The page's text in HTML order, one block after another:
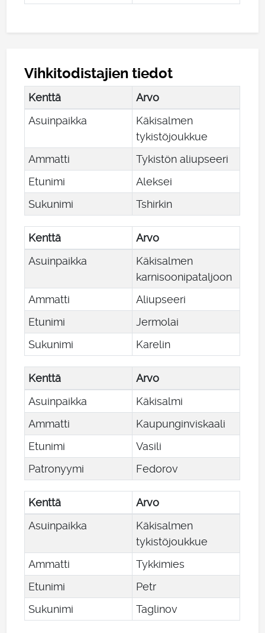
Vihkitodistajien tiedot
Kenttä
Arvo
Asuinpaikka
Käkisalmen
tykistöjoukkue
Ammatti
Tykistön aliupseeri
Etunimi
Aleksei
Sukunimi
Tshirkin
Kenttä
Arvo
Asuinpaikka
Käkisalmen
karnisoonipataljoon
Ammatti
Aliupseeri
Etunimi
Jermolai
Sukunimi
Karelin
Kenttä
Arvo
Asuinpaikka
Käkisalmi
Ammatti
Kaupunginviskaali
Etunimi
Vasili
Patronyymi
Fedorov
Kenttä
Arvo
Asuinpaikka
Käkisalmen
tykistöjoukkue
Ammatti
Tykkimies
Etunimi
Petr
Sukunimi
Taglinov